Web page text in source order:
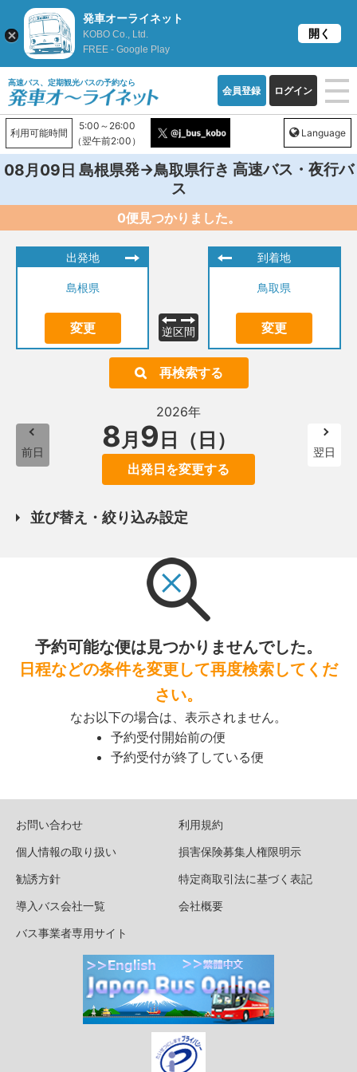
高速バス、定期観光バスの予約なら
会員登録 ログイン
利用可能時間
5:00～26:00
（翌午前2:00）
Language
08月09日 島根県発→鳥取県行き 高速バス・夜行バ
ス
0便見つかりました。
出発地
島根県
変更 逆区間
到着地
鳥取県
変更
再検索する
前日
2026年
8月 9 日（日）
出発日を変更する
翌日
並び替え・絞り込み設定
予約可能な便は見つかりませんでした。
日程などの条件を変更して再度検索してくだ
さい。
なお以下の場合は、表示されません。
予約受付開始前の便
予約受付が終了している便
お問い合わせ
利用規約
個人情報の取り扱い
損害保険募集人権限明示
勧誘方針
特定商取引法に基づく表記
導入バス会社一覧
会社概要
バス事業者専用サイト
発車オーライネット
KOBO Co., Ltd.
FREE - Google Play
開く